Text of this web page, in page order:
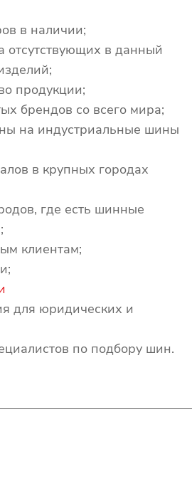
в наличии;
отсутствующих в данный
продукции;
брендов со всего мира;
на индустриальные шины
в крупных городах
где есть шинные
клиентам;
для юридических и
по подбору шин.